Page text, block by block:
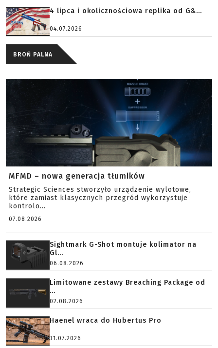
4 lipca i okolicznościowa replika od G&...
04.07.2026
BROŃ PALNA
MFMD – nowa generacja tłumików
Strategic Sciences stworzyło urządzenie wylotowe,
które zamiast klasycznych przegród wykorzystuje
kontrolo...
07.08.2026
Sightmark G-Shot montuje kolimator na
Gl...
06.08.2026
Limitowane zestawy Breaching Package od
...
02.08.2026
Haenel wraca do Hubertus Pro
31.07.2026